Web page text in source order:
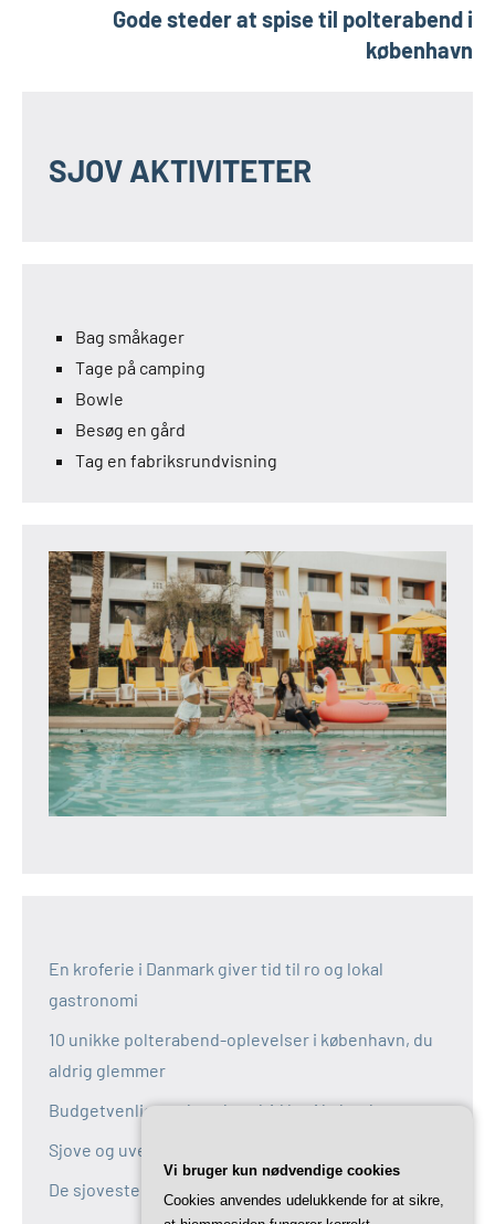
Gode steder at spise til polterabend i
københavn
SJOV AKTIVITETER
Bag småkager
Tage på camping
Bowle
Besøg en gård
Tag en fabriksrundvisning
En kroferie i Danmark giver tid til ro og lokal
gastronomi
10 unikke polterabend-oplevelser i københavn, du
aldrig glemmer
Budgetvenlige polterabend-idéer i københavn
Sjove og uventede polterabend-idéer i københavn
De sjoveste aktiviteter til polterabend i københavn
Vi bruger kun nødvendige cookies
Cookies anvendes udelukkende for at sikre,